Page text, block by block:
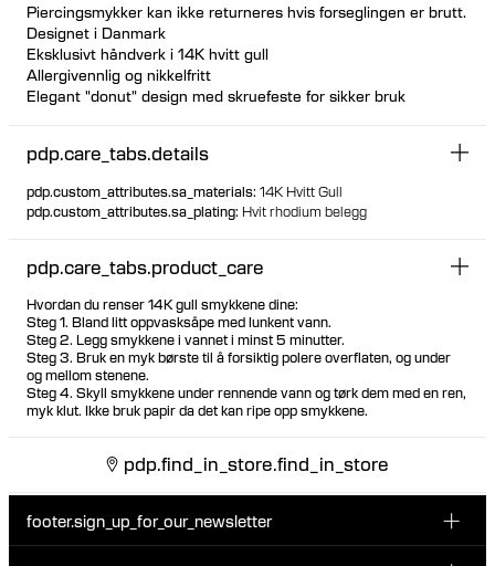
Piercingsmykker kan ikke returneres hvis forseglingen er brutt.
Designet i Danmark
Eksklusivt håndverk i 14K hvitt gull
Allergivennlig og nikkelfritt
Elegant "donut" design med skruefeste for sikker bruk
pdp.care_tabs.details
pdp.custom_attributes.sa_materials: 14K Hvitt Gull
pdp.custom_attributes.sa_plating: Hvit rhodium belegg
pdp.care_tabs.product_care
Hvordan du renser 14K gull smykkene dine:
Steg 1. Bland litt oppvasksåpe med lunkent vann.
Steg 2. Legg smykkene i vannet i minst 5 minutter.
Steg 3. Bruk en myk børste til å forsiktig polere overflaten, og under
og mellom stenene.
Steg 4. Skyll smykkene under rennende vann og tørk dem med en ren,
myk klut. Ikke bruk papir da det kan ripe opp smykkene.
pdp.find_in_store.find_in_store
footer.sign_up_for_our_newsletter